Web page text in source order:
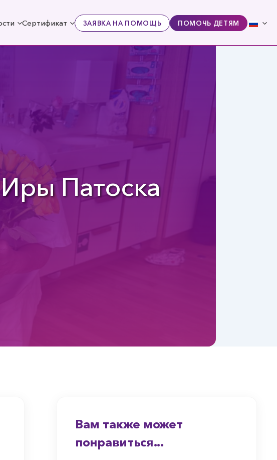
Сертификат ЗАЯВКА НА ПОМОЩЬ ПОМОЧЬ ДЕТЯМ
Патоска
Вам также может
понравиться...